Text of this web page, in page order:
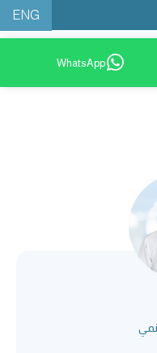
ENG
8001209999
WhatsApp